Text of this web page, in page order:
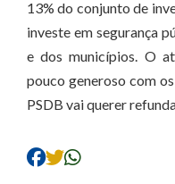
13% do conjunto de
investe em segurança
e dos municípios. O
pouco generoso com
PSDB vai querer